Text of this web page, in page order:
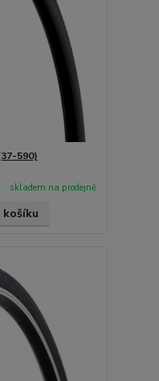
590)
skladem na prodejně